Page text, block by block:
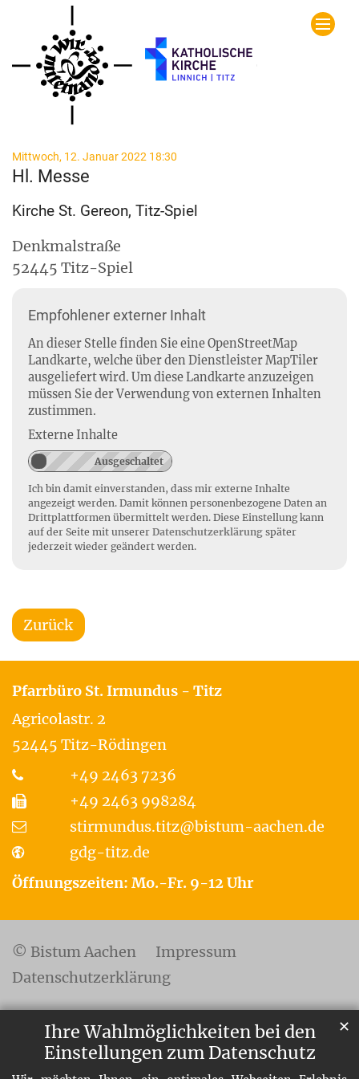
Ihre Wahlmöglichkeiten bei den
Einstellungen zum Datenschutz
✕
Zum Inhalt springen
Mittwoch, 12. Januar 2022 18:30
Hl. Messe
Kirche St. Gereon, Titz-Spiel
Denkmalstraße
52445 Titz-Spiel
Empfohlener externer Inhalt
An dieser Stelle finden Sie eine OpenStreetMap
Landkarte, welche über den Dienstleister MapTiler
ausgeliefert wird. Um diese Landkarte anzuzeigen
müssen Sie der Verwendung von externen Inhalten
zustimmen.
Externe Inhalte
Ich bin damit einverstanden, dass mir externe Inhalte
angezeigt werden. Damit können personenbezogene Daten an
Drittplattformen übermittelt werden. Diese Einstellung kann
auf der Seite mit unserer Datenschutzerklärung später
jederzeit wieder geändert werden.
Zurück
Pfarrbüro St. Irmundus - Titz
Agricolastr. 2
52445 Titz-Rödingen
+49 2463 7236
+49 2463 998284
stirmundus.titz@bistum-aachen.de
gdg-titz.de
Öffnungszeiten: Mo.-Fr. 9-12 Uhr
© Bistum Aachen
Impressum
Datenschutzerklärung